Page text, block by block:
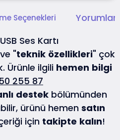
Seçenekleri
Ses Kartı
ve "teknik özellikleri" çok
Ürünle ilgili hemen bilgi
255 87
destek bölümünden
ürünü hemen satın
için takipte kalın!